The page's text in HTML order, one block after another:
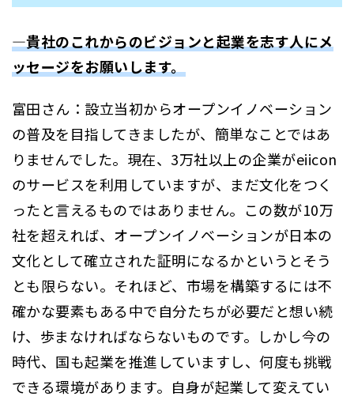
―貴社のこれからのビジョンと起業を志す人にメ
ッセージをお願いします。
富田さん：設立当初からオープンイノベーション
の普及を目指してきましたが、簡単なことではあ
りませんでした。現在、3万社以上の企業がeiicon
のサービスを利用していますが、まだ文化をつく
ったと言えるものではありません。この数が10万
社を超えれば、オープンイノベーションが日本の
文化として確立された証明になるかというとそう
とも限らない。それほど、市場を構築するには不
確かな要素もある中で自分たちが必要だと想い続
け、歩まなければならないものです。しかし今の
時代、国も起業を推進していますし、何度も挑戦
できる環境があります。自身が起業して変えてい